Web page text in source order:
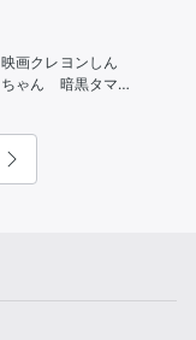
映画クレヨンしん
ちゃん 暗黒タマ